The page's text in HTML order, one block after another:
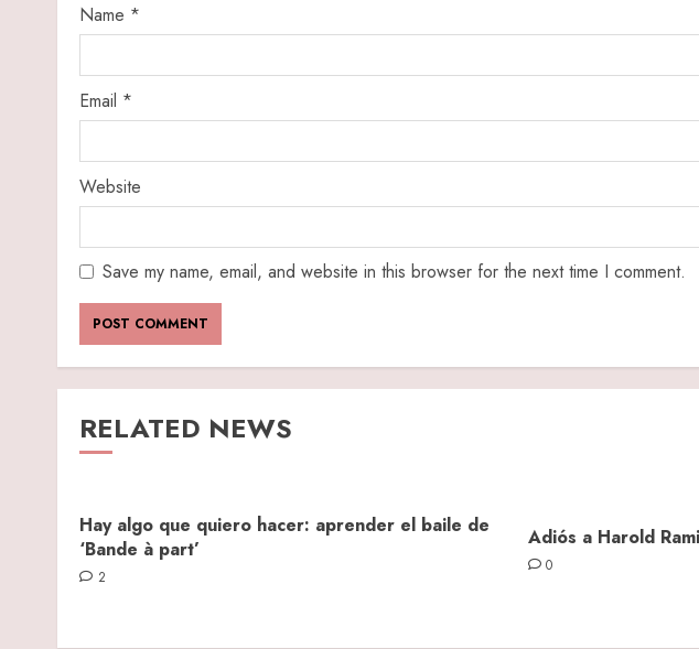
Name *
Email *
Website
Save my name, email, and website in this browser for the next time I comment.
RELATED NEWS
Hay algo que quiero hacer: aprender el baile de
‘Bande à part’
2
Adiós a Harold
0